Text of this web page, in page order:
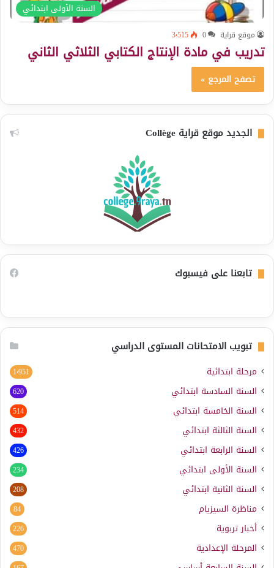
السنة الأولى ابتدائي
موقع قراية 0 3٬515
تدريب في مادة الإنتاج الكتابي الثلاثي الثاني
تصفح المرجع »
الجديد موقع قراية Collège
تابعنا على فيسبوك
تبويب الامتحانات المستوى الدراسي
مرحلة ابتدائية 1٬951
السنة السادسة ابتدائي 620
السنة الخامسة ابتدائي 514
السنة الثالثة ابتدائي 432
السنة الرابعة ابتدائي 426
السنة الأولى ابتدائي 234
السنة الثانية ابتدائي 208
مناظرة السيزيام 84
أخبار تربوية 226
المرحلة الإعدادية 470